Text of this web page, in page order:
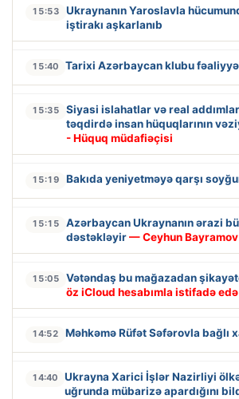
15:53
Ukraynanın Yaroslavla
iştirakı aşkarlanıb
15:40 Tarixi Azərbaycan klubu
15:35
Siyasi islahatlar və real addımlar
təqdirdə insan hüquqlarının
- Hüquq müdafiəçisi
15:19 Bakıda yeniyetməyə qarşı
15:15
Azərbaycan Ukraynanın ərazi
dəstəkləyir— Ceyhun Bayramov
15:05 Vətəndaş bu mağazadan
öz iCloud hesabımla istifadə
14:52 Məhkəmə Rüfət Səfərovla bağlı
14:40
Ukrayna Xarici İşlər Nazirliyi
uğrunda mübarizə apardığını